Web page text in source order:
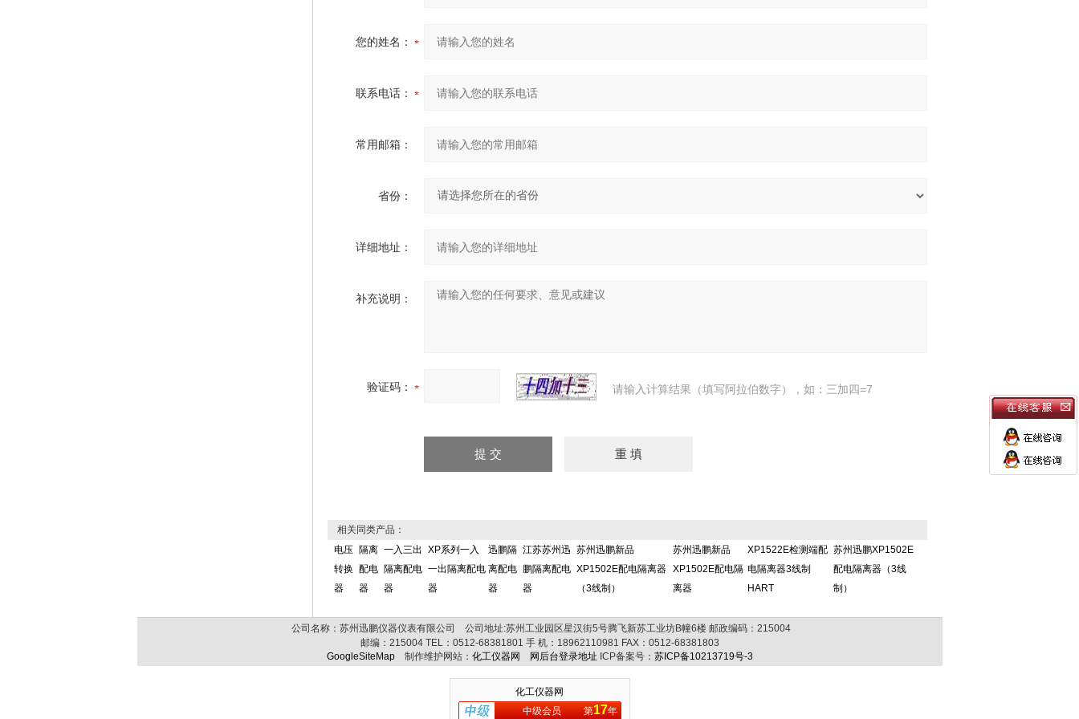
您的姓名：
联系电话：
常用邮箱：
省份：
详细地址：
补充说明：
验证码： 请输入计算结果（填写阿拉伯数字），如：三加四=7
相关同类产品：
电压
转换
器
隔离
配电
器
一入三出
隔离配电
器
XP系列一入
一出隔离配电
器
迅鹏隔
离配电
器
江苏苏州迅
鹏隔离配电
器
苏州迅鹏新品
XP1502E配电隔离器
（3线制）
苏州迅鹏新品
XP1502E配电隔
离器
XP1522E检测端配
电隔离器3线制
HART
苏州迅鹏XP1502E
配电隔离器（3线
制）
公司名称：苏州迅鹏仪器仪表有限公司 公司地址:苏州工业园区星汉街5号腾飞新苏工业坊B幢6楼 邮政编码：215004
邮编： 215004TEL： 0512-68381801 手 机： 18962110981 FAX： 0512-68381803
GoogleSiteMap制作维护网站： 化工仪器网 网后台登录地址 ICP备案号： 苏ICP备10213719号-3
化工仪器网
中级会员
第17年